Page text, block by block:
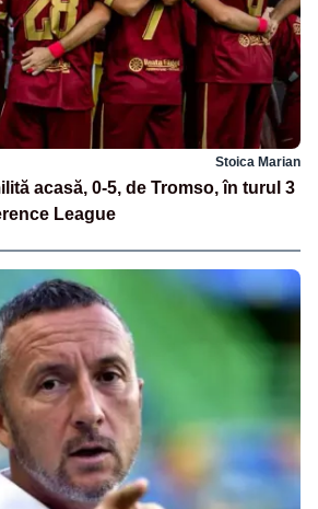
Stoica Marian
acasă, 0-5, de Tromso, în turul 3
League